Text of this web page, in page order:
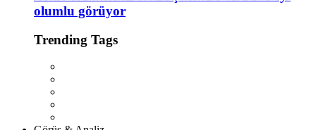
olumlu görüyor
Trending Tags